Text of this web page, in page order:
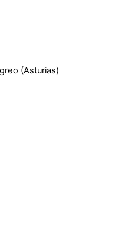
(Asturias)